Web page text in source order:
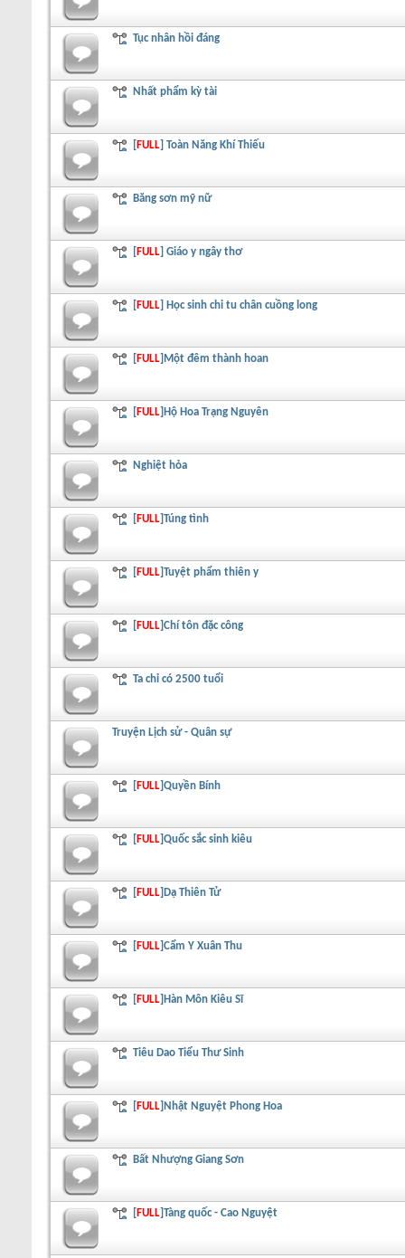
Tục nhân hồi đáng
Nhất phẩm kỳ tài
[ FULL] Toàn Năng Khí Thiếu
Băng sơn mỹ nữ
[ FULL] Giáo y ngây thơ
[ FULL] Học sinh chi tu chân cuồng long
[ FULL]Một đêm thành hoan
[ FULL]Hộ Hoa Trạng Nguyên
Nghiệt hỏa
[ FULL]Túng tình
[ FULL]Tuyệt phẩm thiên y
[ FULL]Chí tôn đặc công
Ta chỉ có 2500 tuổi
Truyện Lịch sử - Quân sự
[ FULL]Quyền Bính
[ FULL]Quốc sắc sinh kiêu
[ FULL]Dạ Thiên Tử
[ FULL]Cẩm Y Xuân Thu
[ FULL]Hàn Môn Kiêu Sĩ
Tiêu Dao Tiểu Thư Sinh
[ FULL]Nhật Nguyệt Phong Hoa
Bất Nhượng Giang Sơn
[ FULL]Tàng quốc - Cao Nguyệt